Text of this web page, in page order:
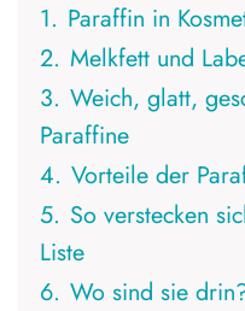
1. Paraffin in
2. Melkfett und
3. Weich, glatt,
Paraffine
4. Vorteile der
5. So verstecken
Liste
6. Wo sind sie